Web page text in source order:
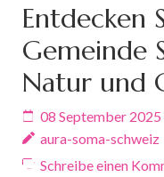
Entdecken
Gemeinde
Natur und
08 September 2025
aura-soma-schweiz
Schreibe einen